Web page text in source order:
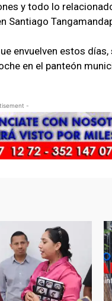
y todo lo
Santiago
envuelven estos
en el panteón
-